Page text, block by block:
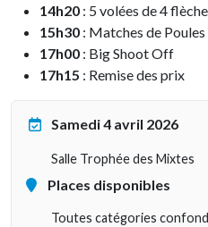
14h20 : 5 volées de 4
15h30 : Matches de Poules
17h00 : Big Shoot Off
17h15 : Remise des prix
Samedi 4 avril 2026
Salle Trophée des Mixtes
Places disponibles
Toutes catégories